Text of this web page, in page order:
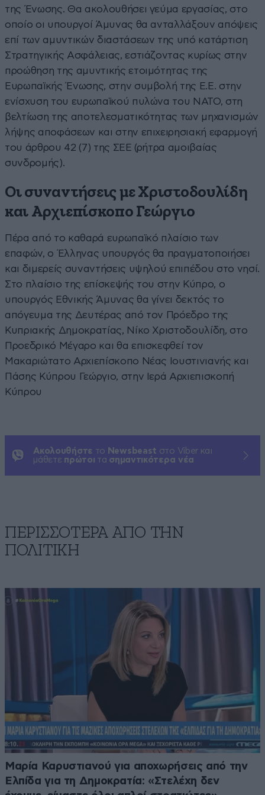
της Ένωσης. Θα ακολουθήσει γεύμα εργασίας, στο
οποίο οι υπουργοί Άμυνας θα ανταλλάξουν απόψεις
επί των αμυντικών διαστάσεων της υπό κατάρτιση
Στρατηγικής Ασφάλειας, εστιάζοντας κυρίως στην
προώθηση της αμυντικής ετοιμότητας της
Ευρωπαϊκής Ένωσης, στην συμβολή της Ε.Ε. στην
ενίσχυση του ευρωπαϊκού πυλώνα του ΝΑΤΟ, στη
βελτίωση της αποτελεσματικότητας των μηχανισμών
λήψης αποφάσεων και στην επιχειρησιακή εφαρμογή
του άρθρου 42 (7) της ΣΕΕ (ρήτρα αμοιβαίας
συνδρομής).
Οι συναντήσεις με Χριστοδουλίδη
και Αρχιεπίσκοπο Γεώργιο
Πέρα από το καθαρά ευρωπαϊκό πλαίσιο των
επαφών, ο Έλληνας υπουργός θα πραγματοποιήσει
και διμερείς συναντήσεις υψηλού επιπέδου στο νησί.
Στο πλαίσιο της επίσκεψής του στην Κύπρο, ο
υπουργός Εθνικής Άμυνας θα γίνει δεκτός το
απόγευμα της Δευτέρας από τον Πρόεδρο της
Κυπριακής Δημοκρατίας, Νίκο Χριστοδουλίδη, στο
Προεδρικό Μέγαρο και θα επισκεφθεί τον
Μακαριώτατο Αρχιεπίσκοπο Νέας Ιουστινιανής και
Πάσης Κύπρου Γεώργιο, στην Ιερά Αρχιεπισκοπή
Κύπρου
Ακολουθήστε το Newsbeast στο Viber και
μάθετε πρώτοι τα σημαντικότερα νέα
ΠΕΡΙΣΣΟΤΕΡΑ ΑΠΟ ΤΗΝ
ΠΟΛΙΤΙΚΗ
Μαρία Καρυστιανού για αποχωρήσεις από την
Ελπίδα για τη Δημοκρατία: «Στελέχη δεν